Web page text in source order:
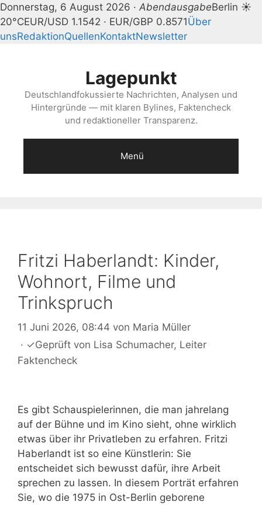
Donnerstag, 6 August 2026 · AbendausgabeBerlin ☀
20°CEUR/USD 1.1542 · EUR/GBP 0.8571Über
unsRedaktionQuellenKontaktNewsletter
Lagepunkt
Deutschlandfokussierte Nachrichten, Analysen und
Hintergründe — mit klaren Bylines, Faktencheck
und redaktioneller Transparenz.
Menü
Fritzi Haberlandt: Kinder,
Wohnort, Filme und
Trinkspruch
11 Juni 2026, 08:44 von Maria Müller
· ✓Geprüft von Lisa Schumacher, Leiter
Faktencheck
Es gibt Schauspielerinnen, die man jahrelang
auf der Bühne und im Kino sieht, ohne wirklich
etwas über ihr Privatleben zu erfahren. Fritzi
Haberlandt ist so eine Künstlerin: Sie
entscheidet sich bewusst dafür, ihre Arbeit
sprechen zu lassen. In diesem Porträt erfahren
Sie, wo die 1975 in Ost-Berlin geborene